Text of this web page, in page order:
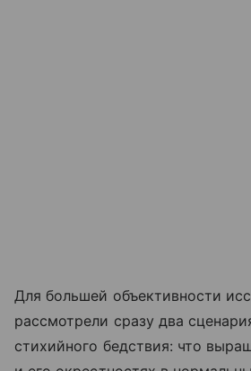
Для большей объективности
рассмотрели сразу два
стихийного бедствия: что